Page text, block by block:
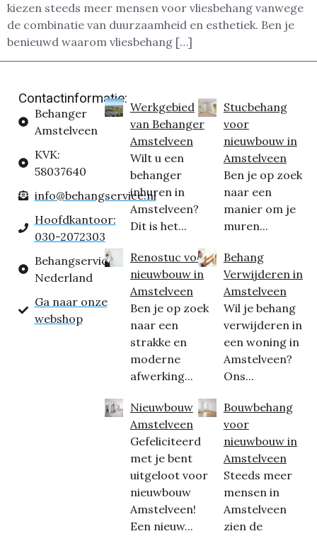
kiezen steeds meer mensen voor vliesbehang vanwege
de combinatie van duurzaamheid en esthetiek. Ben je
benieuwd waarom vliesbehang […]
Contactinformatie:
Behanger
Amstelveen
KVK:
58037640
info@behangservice.nl
Hoofdkantoor:
030-2072303
Behangservice
Nederland
Ga naar onze
webshop
Werkgebied
van Behanger
Amstelveen
Wilt u een
behanger
inhuren in
Amstelveen?
Dit is het...
Renostuc voor
nieuwbouw in
Amstelveen
Ben je op zoek
naar een
strakke en
moderne
afwerking...
Nieuwbouw
Amstelveen
Gefeliciteerd
met je bent
uitgeloot voor
nieuwbouw
Amstelveen!
Een nieuw...
Stucbehang
voor
nieuwbouw in
Amstelveen
Ben je op zoek
naar een
manier om je
muren...
Behang
Verwijderen in
Amstelveen
Wil je behang
verwijderen in
een woning in
Amstelveen?
Ons...
Bouwbehang
voor
nieuwbouw in
Amstelveen
Steeds meer
mensen in
Amstelveen
zien de